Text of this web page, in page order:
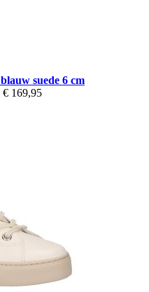
suede 6 cm
€ 169,95